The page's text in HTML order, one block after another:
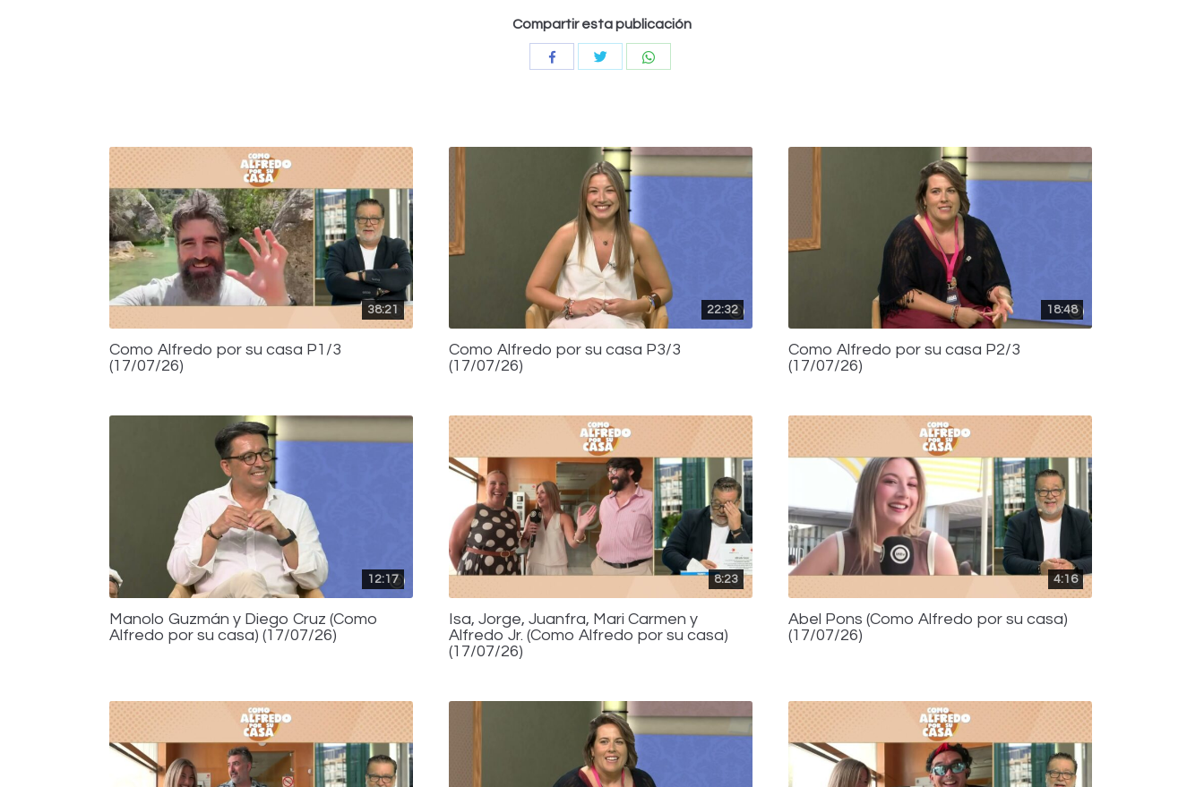
Compartir esta publicación
CompartirCompartir
38:21
Como Alfredo por su casa P1/3
(17/07/26)
22:32
Como Alfredo por su casa P3/3
(17/07/26)
18:48
Como Alfredo por su casa P2/3
(17/07/26)
12:17
Manolo Guzmán y Diego Cruz (Como
Alfredo por su casa) (17/07/26)
8:23
Isa, Jorge, Juanfra, Mari Carmen y
Alfredo Jr. (Como Alfredo por su casa)
(17/07/26)
4:16
Abel Pons (Como Alfredo por su casa)
(17/07/26)